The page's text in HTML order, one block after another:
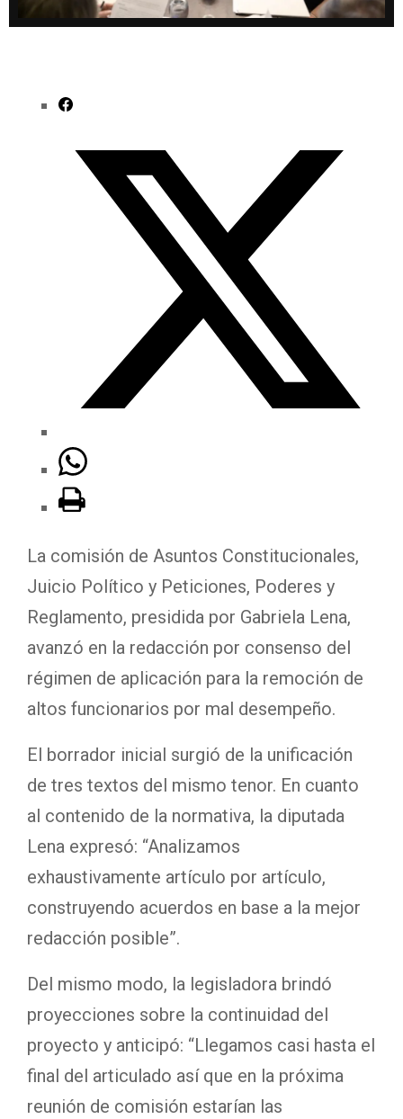
La comisión de Asuntos Constitucionales,
Juicio Político y Peticiones, Poderes y
Reglamento, presidida por Gabriela Lena,
avanzó en la redacción por consenso del
régimen de aplicación para la remoción de
altos funcionarios por mal desempeño.
El borrador inicial surgió de la unificación
de tres textos del mismo tenor. En cuanto
al contenido de la normativa, la diputada
Lena expresó: “Analizamos
exhaustivamente artículo por artículo,
construyendo acuerdos en base a la mejor
redacción posible”.
Del mismo modo, la legisladora brindó
proyecciones sobre la continuidad del
proyecto y anticipó: “Llegamos casi hasta el
final del articulado así que en la próxima
reunión de comisión estarían las